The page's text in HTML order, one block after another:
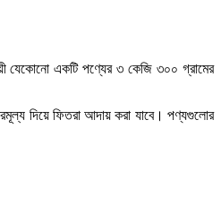
যেকোনো একটি পণ্যের ৩ কেজি ৩০০ গ্রামের
দিয়ে ফিতরা আদায় করা যাবে। পণ্যগুলোর